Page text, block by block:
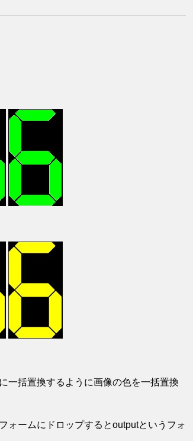
一括置換するように画像の色を一括置換
ォームにドロップするとoutputというフォ